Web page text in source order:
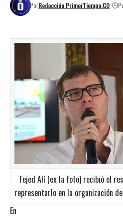
PorRedacción PrimerTiempo.CO
Fejed Alí (en la foto) recibió el
representarlo en la organización
En